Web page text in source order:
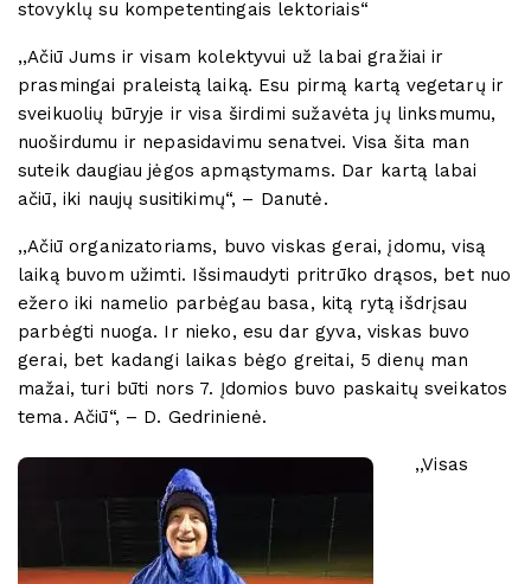
stovyklų su kompetentingais lektoriais“
,,Ačiū Jums ir visam kolektyvui už labai gražiai ir
prasmingai praleistą laiką. Esu pirmą kartą vegetarų ir
sveikuolių būryje ir visa širdimi sužavėta jų linksmumu,
nuoširdumu ir nepasidavimu senatvei. Visa šita man
suteik daugiau jėgos apmąstymams. Dar kartą labai
ačiū, iki naujų susitikimų“, – Danutė.
,,Ačiū organizatoriams, buvo viskas gerai, įdomu, visą
laiką buvom užimti. Išsimaudyti pritrūko drąsos, bet nuo
ežero iki namelio parbėgau basa, kitą rytą išdrįsau
parbėgti nuoga. Ir nieko, esu dar gyva, viskas buvo
gerai, bet kadangi laikas bėgo greitai, 5 dienų man
mažai, turi būti nors 7. Įdomios buvo paskaitų sveikatos
tema. Ačiū“, – D. Gedrinienė.
,,Visas